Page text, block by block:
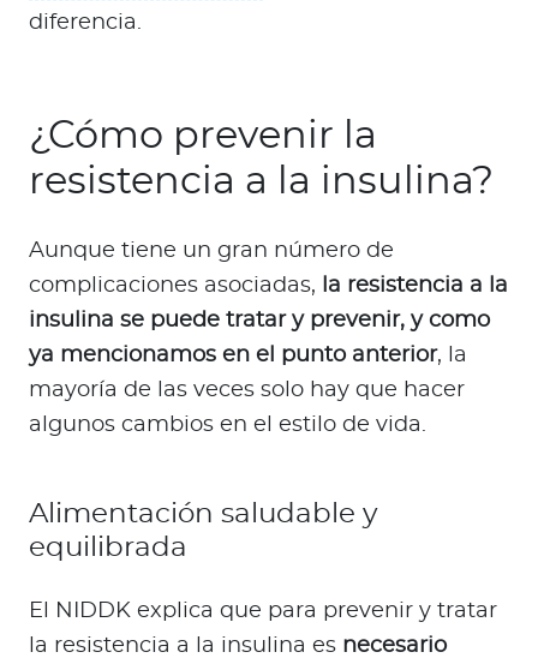
diferencia.
¿Cómo prevenir la
resistencia a la insulina?
Aunque tiene un gran número de
complicaciones asociadas,
la resistencia a la
insulina se puede tratar y prevenir, y como
ya mencionamos en el punto anterior, la
mayoría de las veces solo hay que hacer
algunos cambios en el estilo de vida.
Alimentación saludable y
equilibrada
El NIDDK explica que para prevenir y tratar
la resistencia a la insulina es necesario